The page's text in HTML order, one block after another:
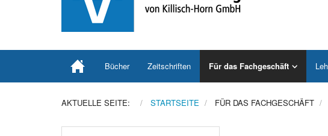
Bücher Zeitschriften Für das Fachgeschäft
AKTUELLE SEITE: STARTSEITE FÜR DAS FACHGESCHÄFT